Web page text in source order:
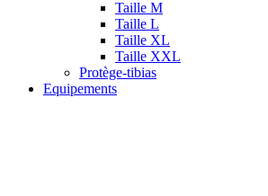
Taille M
Taille L
Taille XL
Taille XXL
Protège-tibias
Equipements